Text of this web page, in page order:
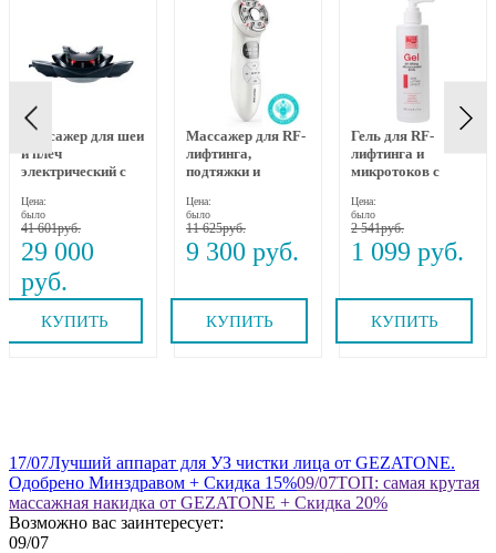
Массажер для шеи
и плеч
электрический с
вытяжением и
прогревом MEDI
NECK MYTREX
Цена:
было
41 601
29 000
КУПИТЬ
Массажер для RF-
лифтинга,
подтяжки и
RF-1607, Gezatone
Цена:
было
11 625
9 300
КУПИТЬ
Гель для RF-
лифтинга и
микротоков с
пептидами и
бакучиолом 250
мл Beauty Style
Цена:
было
2 541
1 099
КУПИТЬ
17/07Лучший аппарат для УЗ чистки лица от GEZATONE.
Одобрено Минздравом + Скидка 15%09/07ТОП: самая крутая
массажная накидка от GEZATONE + Скидка 20%
Возможно вас заинтересует:
09/07